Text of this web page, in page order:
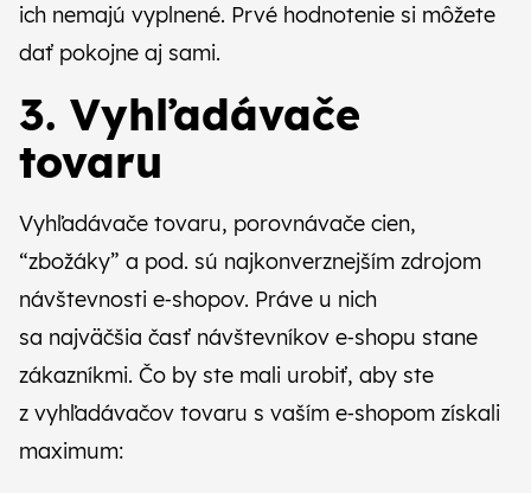
ich nemajú vyplnené. Prvé hodnotenie si môžete
dať pokojne aj sami.
3. Vyhľadávače
tovaru
Vyhľadávače tovaru, porovnávače cien,
“zbožáky” a pod. sú najkonverznejším zdrojom
návštevnosti e‑shopov. Práve u nich
sa najväčšia časť návštevníkov e‑shopu stane
zákazníkmi. Čo by ste mali urobiť, aby ste
z vyhľadávačov tovaru s vaším e‑shopom získali
maximum: